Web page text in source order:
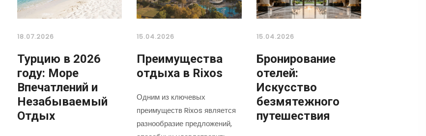
18.07.2026
Турцию в 2026
году: Море
Впечатлений и
Незабываемый
Отдых
15.04.2026
Преимущества
отдыха в Rixos
Одним из ключевых
преимуществ Rixos является
разнообразие предложений,
15.04.2026
Бронирование
отелей:
Искусство
безмятежного
путешествия